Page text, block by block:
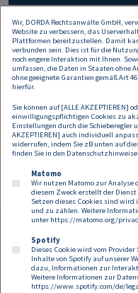
Alle Angaben auf dieser
Erstinformation und
sonstige Beratung sein
übernehmen wir keine
Schadenersatz.
Kontakt Datenschutz
Compliance
Cookies
Wir, DORDA Rechtsanwälte GmbH,
Website zu verbessern, das
Plattformen bereitzustellen. Damit
verbunden sein. Dies ist für die
noch engere Interaktion mit Ihnen.
umfassen, die Daten in Staaten ohne
ohne geeignete Garantien gemäß Art
hierfür.
Sie können auf [ALLE AKZEPTIEREN]
einwilligungspflichtigen Cookies zu
Einstellungen durch die Schieberegler
AKZEPTIEREN] auch individuell
widerrufen, indem Sie zB unten auf
finden Sie in den
Matomo
Wir nutzen Matomo zur Analyse
diesem Zweck erstellt der
Setzen dieses Cookies sind
und zu zählen. Weitere
unter https://matomo.org/
Spotify
Dieses Cookie wird vom
Inhalte von Spotify auf unserer
dazu, Informationen zur
Weitere Informationen zur
https://www.spotify.com/de/